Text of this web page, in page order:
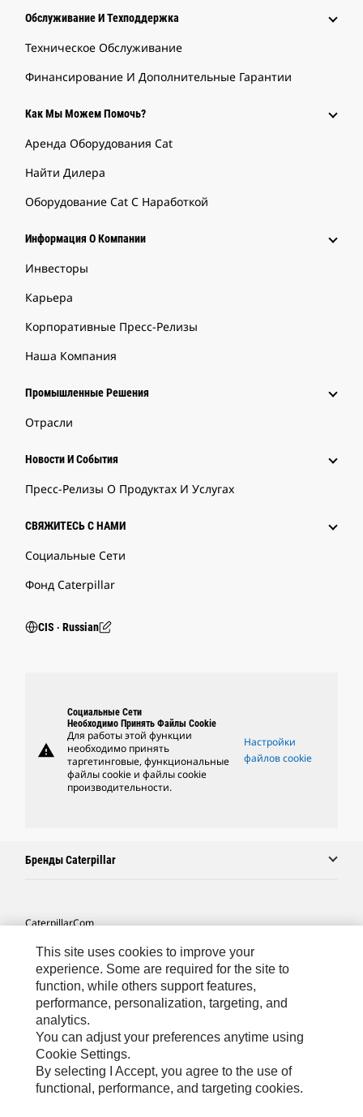
Обслуживание И Техподдержка
Техническое Обслуживание
Финансирование И Дополнительные Гарантии
Как Мы Можем Помочь?
Аренда Оборудования Cat
Найти Дилера
Оборудование Cat С Наработкой
Информация О Компании
Инвесторы
Карьера
Корпоративные Пресс-Релизы
Наша Компания
Промышленные Решения
Отрасли
Новости И События
Пресс-Релизы О Продуктах И Услугах
СВЯЖИТЕСЬ С НАМИ
Социальные Сети
Фонд Caterpillar
CIS ‧ Russian
warning
Социальные Сети
Необходимо Принять Файлы Cookie
Для работы этой функции
необходимо принять
таргетинговые, функциональные
файлы cookie и файлы cookie
производительности.
Настройки
файлов cookie
Бренды Caterpillar
Caterpillar.com
Связаться С Caterpillar
Карта Сайта
Cookie Settings
Юридическая Информация
Конфиденциальность Личных Данных
This site uses cookies to improve your
experience. Some are required for the site to
function, while others support features,
performance, personalization, targeting, and
analytics.
You can adjust your preferences anytime using
Cookie Settings.
By selecting I Accept, you agree to the use of
functional, performance, and targeting cookies.